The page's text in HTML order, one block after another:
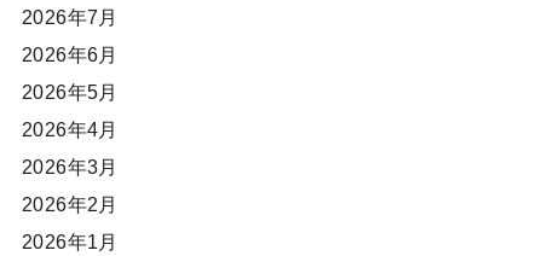
2026年7月
2026年6月
2026年5月
2026年4月
2026年3月
2026年2月
2026年1月